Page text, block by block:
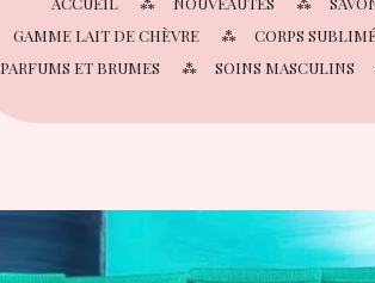
GAMME LAIT DE CHÈVRE
CORPS
PARFUMS ET BRUMES
SOINS MASCULINS